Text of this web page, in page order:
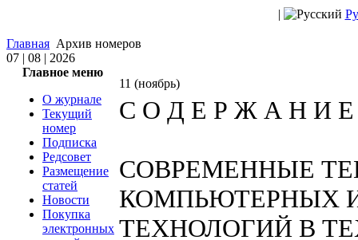
|
Главная Архив номеров
07 | 08 | 2026
Главное меню
О журнале
Текущий
номер
Подписка
Редсовет
Размещение
статей
Новости
Покупка
электронных
11 (ноябрь)
С О Д Е Р Ж А Н И
СОВРЕМЕННЫЕ
КОМПЬЮТЕРНЫХ
ТЕХНОЛОГИЙ В